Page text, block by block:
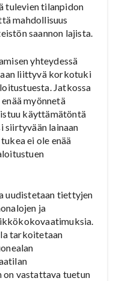
tulevien tilanpidon
mahdollisuus
saannon lajista.
yhteydessä
liittyvä korkotuki
Jatkossa
myönnetä
käyttämätöntä
siirtyvään lainaan
ei ole enää
uudistetaan tiettyjen
ja
tarkoitetaan
vastattava tuetun